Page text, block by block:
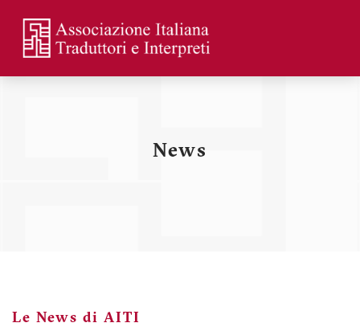
main
content
Menu
News
Le News di AITI